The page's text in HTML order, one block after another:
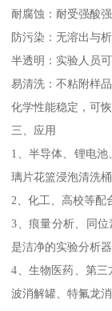
耐腐蚀：耐受强酸
防污染：无溶出与
半透明：实验人员
易清洗：不粘附样
化学性能稳定，可
三、应用
1、半导体、锂电
璃片花篮浸泡清洗
2、化工、高校等配
3、痕量分析、同位
是洁净的实验分析器
4、生物医药、第
波消解罐、特氟龙消